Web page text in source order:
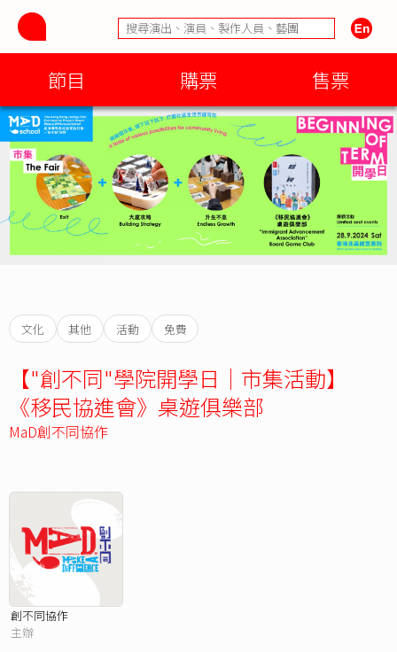
節目 購票 售票
文化 其他 活動 免費
【"創不同"學院開學日｜市集活動】
《移民協進會》桌遊俱樂部
MaD創不同協作
創不同協作
主辦